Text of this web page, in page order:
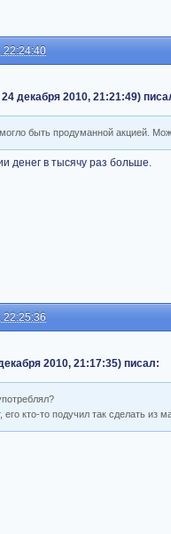
22:24:40
декабря 2010, 21:21:49)
быть продуманной акцией.
денег в тысячу раз больше.
22:25:36
2010, 21:17:35) писал:
его кто-то подучил так сделать из